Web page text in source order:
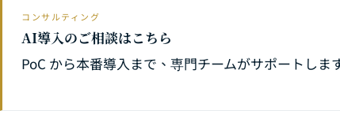
コンサルティング
AI導入のご相談はこちら
PoC から本番導入まで、専門チームがサポートしま